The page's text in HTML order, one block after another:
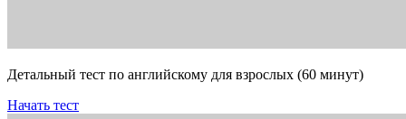
Детальный тест по английскому для взрослых (60 минут)
Начать тест